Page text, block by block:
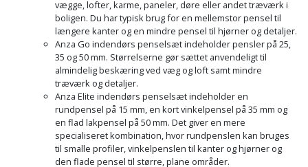
Vinduer
WinWin
Savklinge
Skraber
Skruestik
Kombokit
Kompressor
Lader
Ligesliber
Limpistol
Lommelygte
Merchandise
Mobiltilbehør
Pavillon
vægge, lofter, karme, paneler, døre eller andet træværk i
boligen. Du har typisk brug for en mellemstor pensel til
længere kanter og en mindre pensel til hjørner og detaljer.
Anza Go indendørs penselsæt indeholder pensler på 25,
35 og 50 mm. Størrelserne gør sættet anvendeligt til
almindelig beskæring ved væg og loft samt mindre
træværk og detaljer.
Anza Elite indendørs penselsæt indeholder en
rundpensel på 15 mm, en kort vinkelpensel på 35 mm og
en flad lakpensel på 50 mm. Det giver en mere
specialiseret kombination, hvor rundpenslen kan bruges
til smalle profiler, vinkelpenslen til kanter og hjørner og
den flade pensel til større, plane områder.